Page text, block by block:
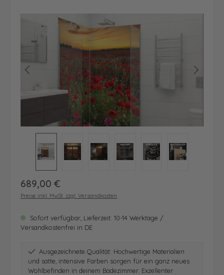
Bildergalerie überspringen
Regulärer Preis:
689,00 €
Preise inkl. MwSt. zzgl. Versandkosten
Sofort verfügbar, Lieferzeit: 10-14 Werktage /
Versandkostenfrei in DE
Ausgezeichnete Qualität: Hochwertige Materialien
und satte, intensive Farben sorgen für ein ganz neues
Wohlbefinden in deinem Badezimmer. Exzellenter